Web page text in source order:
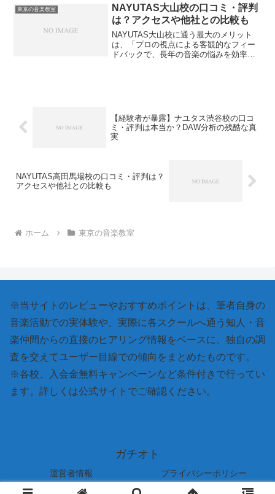
観的な視点を取り入れることで劇的に向
上します。自己流で練習を...
東京の音楽教室
NAYUTAS大山校の口コミ・評判
は？アクセスや他社との比較も
NAYUTAS大山校に通う最大のメリット
は、「プロの視点による客観的なフィー
ドバックで、長年の音楽の悩みを効率よ
【経験者が暴露】ナユタス渋谷校の口コ
ミ・評判は本当か？DAW分析の残酷な真
実
NAYUTAS高田馬場校の口コミ・評判は？
アクセスや他社との比較も
ホーム 東京の音楽教室
※当サイトのレビューやおすすめポイントは、筆者自身の
音楽活動での実体験や、実際に各スクールへ通う知人・音
楽仲間からの直接のヒアリング情報をベースに、独自の調
査を交えてユーザー目線での傾向をまとめたものです。
※各校、入会金無料キャンペーンなど条件付きで行ってい
ます。詳しくは公式サイトでご確認ください。
ガチオト
運営者情報 プライバシーポリシー